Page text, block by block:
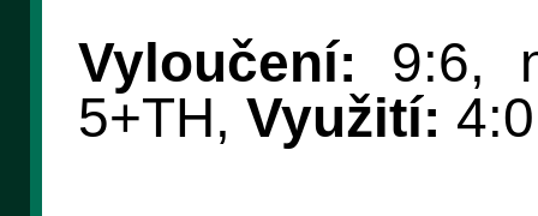
Vyloučení: 9:6,
5+TH, Využití: 4:0